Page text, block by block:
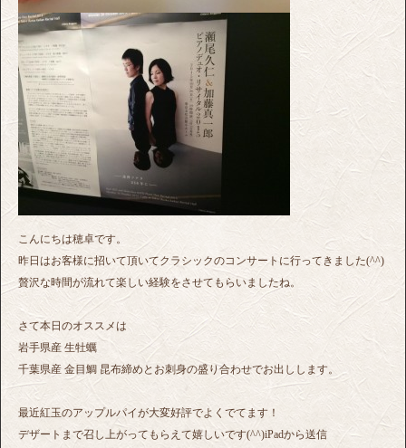
こんにちは穂卓です。
昨日はお客様に招いて頂いてクラシックのコンサートに行ってきました(^^)
贅沢な時間が流れて楽しい経験をさせてもらいましたね。
さて本日のオススメは
岩手県産 生牡蠣
千葉県産 金目鯛 昆布締めとお刺身の盛り合わせでお出しします。
最近紅玉のアップルパイが大変好評でよくでてます！
デザートまで召し上がってもらえて嬉しいです(^^)iPadから送信